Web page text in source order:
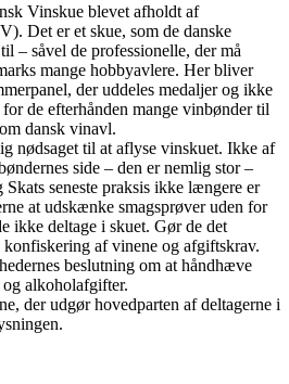
Vinskue blevet afholdt af
Det er et skue, som de danske
– såvel de professionelle, der må
mange hobbyavlere. Her bliver
der uddeles medaljer og ikke
de efterhånden mange vinbønder til
dansk vinavl.
nødsaget til at aflyse vinskuet. Ikke af
side – den er nemlig stor –
seneste praksis ikke længere er
at udskænke smagsprøver uden for
ikke deltage i skuet. Gør de det
af vinene og afgiftskrav.
beslutning om at håndhæve
alkoholafgifter.
der udgør hovedparten af deltagerne i